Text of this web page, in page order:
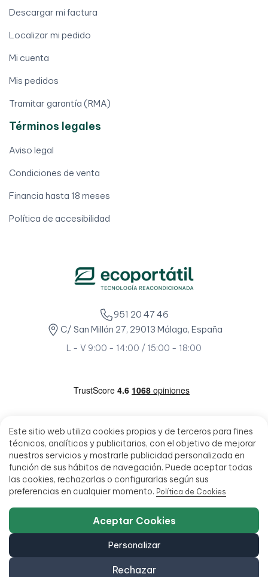
Este sitio web utiliza cookies propias y de terceros para fines
técnicos, analíticos y publicitarios, con el objetivo de mejorar
nuestros servicios y mostrarle publicidad personalizada en
función de sus hábitos de navegación. Puede aceptar todas
las cookies, rechazarlas o configurarlas según sus
preferencias en cualquier momento. Política de Cookies
Rechazar
Personalizar
Aceptar Cookies
Descargar mi factura
Localizar mi pedido
Mi cuenta
Mis pedidos
Tramitar garantía (RMA)
Términos legales
Aviso legal
Condiciones de venta
Financia hasta 18 meses
Política de accesibilidad
951 20 47 46
C/ San Millán 27, 29013 Málaga, España
L - V 9:00 - 14:00 / 15:00 - 18:00
© 2026 - Ecoportatil - Todos los derechos reservados